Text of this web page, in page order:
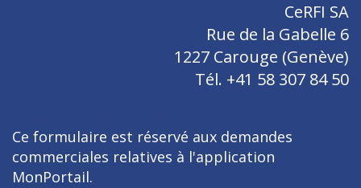
CeRFI SA
Rue de la Gabelle 6
1227 Carouge (Genève)
Tél. +41 58 307 84 50
Ce formulaire est réservé aux demandes
commerciales relatives à l'application
MonPortail.